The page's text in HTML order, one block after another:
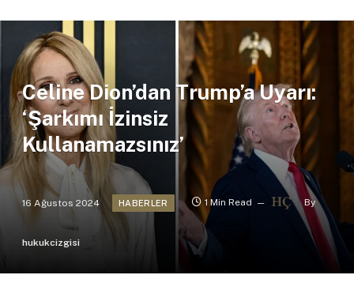
Celine Dion’dan Trump’a Uyarı:
‘Şarkımı İzinsiz
Kullanamazsınız’
16 Ağustos 2024 HABERLER 1 Min Read By
hukukcizgisi